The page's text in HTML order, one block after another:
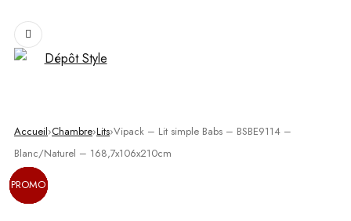
Accueil›Chambre›Lits›Vipack – Lit simple Babs – BSBE9114 –
Blanc/Naturel – 168,7x106x210cm
PROMO
PROMO
PROMO
PROMO
PROMO
PROMO
PROMO